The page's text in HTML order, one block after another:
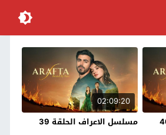
02:09:20
مسلسل الاعراف الحلقة 39